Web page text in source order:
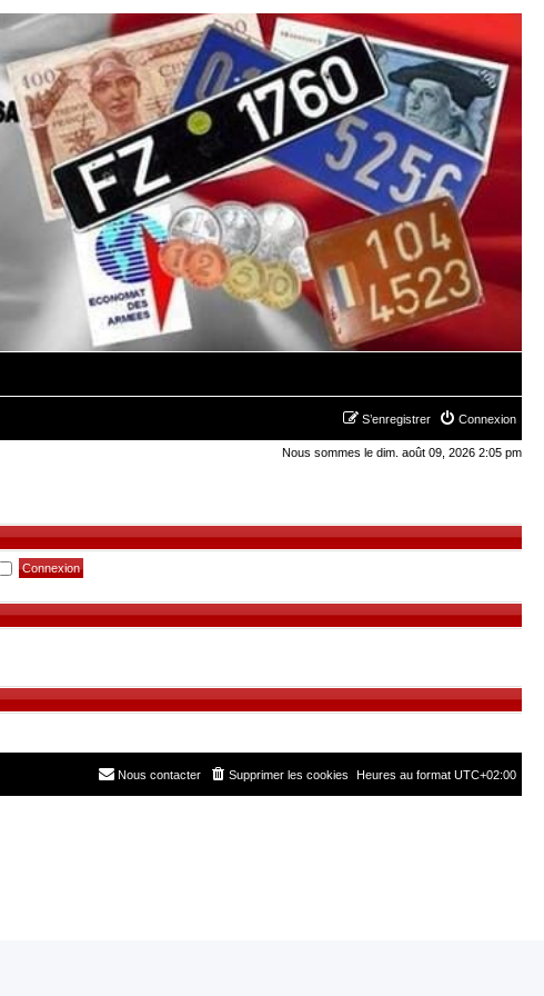
Connexion
S’enregistrer
Nous sommes le dim. août 09, 2026 2:05 pm
Heures au format UTC+02:00
Supprimer les cookies
Nous contacter